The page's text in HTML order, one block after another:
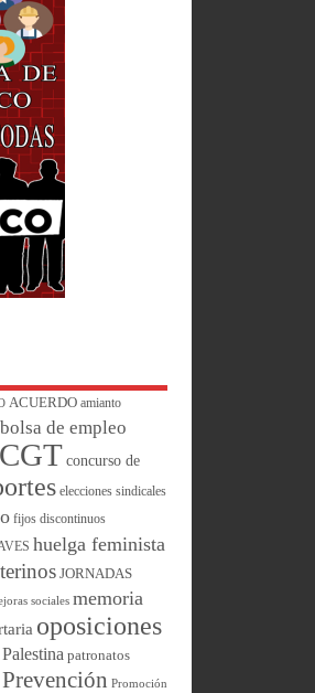
ACUERDO amianto
bolsa de empleo
CGT concurso de
elecciones sindicales
fijos discontinuos
huelga feminista
JORNADAS
sociales memoria
oposiciones
Palestina patronatos
Prevención Promoción